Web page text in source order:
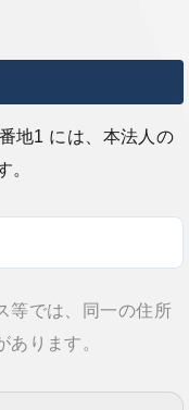
地1 には、本法人の
。
等では、同一の住所
ります。